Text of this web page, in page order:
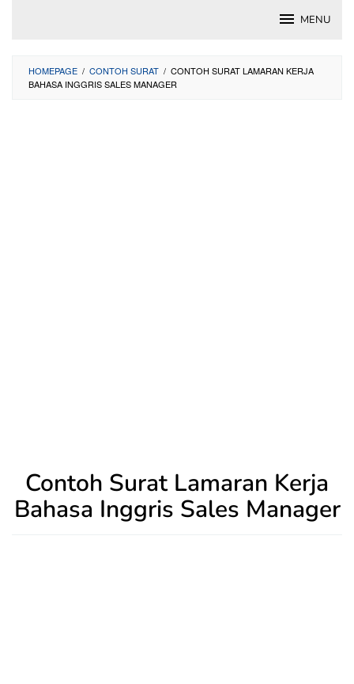
MENU
HOMEPAGE / CONTOH SURAT / CONTOH SURAT LAMARAN KERJA
BAHASA INGGRIS SALES MANAGER
Contoh Surat Lamaran Kerja
Bahasa Inggris Sales Manager